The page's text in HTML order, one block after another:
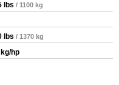
lbs / 1100 kg
lbs / 1370 kg
hp